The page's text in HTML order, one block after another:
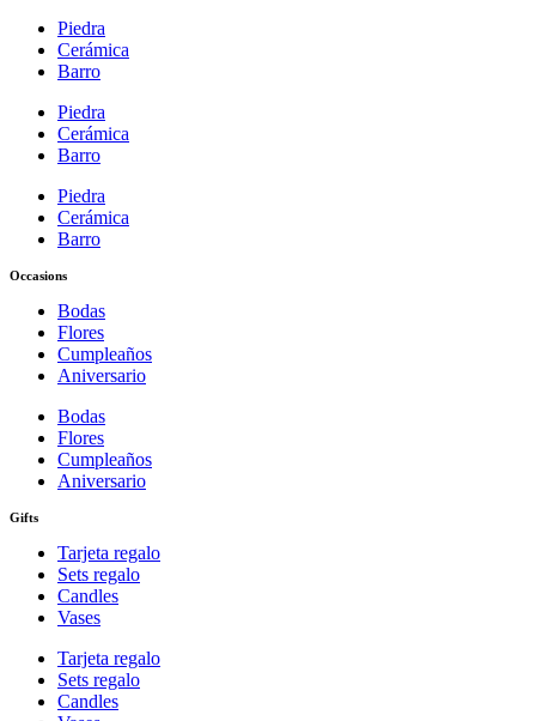
Piedra
Cerámica
Barro
Piedra
Cerámica
Barro
Piedra
Cerámica
Barro
Occasions
Bodas
Flores
Cumpleaños
Aniversario
Bodas
Flores
Cumpleaños
Aniversario
Gifts
Tarjeta regalo
Sets regalo
Candles
Vases
Tarjeta regalo
Sets regalo
Candles